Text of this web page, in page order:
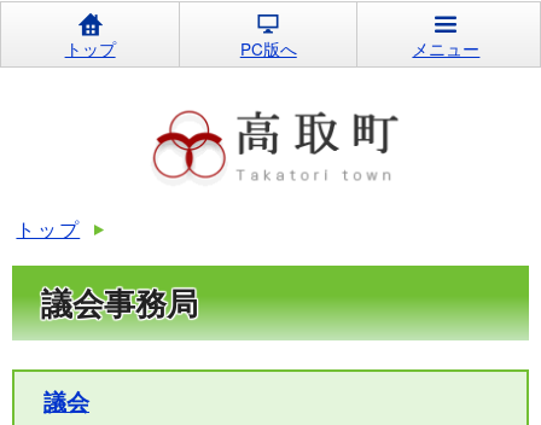
トップ PC版へ メニュー
トップ
議会事務局
議会